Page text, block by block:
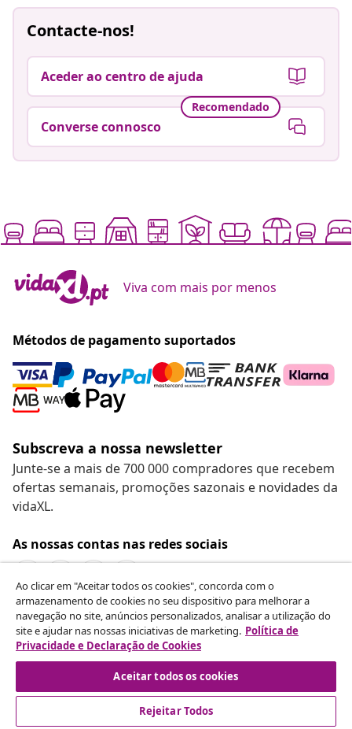
Contacte-nos!
Aceder ao centro de ajuda
Recomendado
Converse connosco
Viva com mais por menos
Métodos de pagamento suportados
Subscreva a nossa newsletter
Junte-se a mais de 700 000 compradores que recebem
ofertas semanais, promoções sazonais e novidades da
vidaXL.
As nossas contas nas redes sociais
Rescindir o contrato
Envie um pedido de rescisão da sua encomenda.
Rescindir o contrato
Ao clicar em "Aceitar todos os cookies", concorda com o
armazenamento de cookies no seu dispositivo para melhorar a
navegação no site, anúncios personalizados, analisar a utilização do
site e ajudar nas nossas iniciativas de marketing. Política de
Privacidade e Declaração de Cookies
Aceitar todos os cookies
Rejeitar Todos